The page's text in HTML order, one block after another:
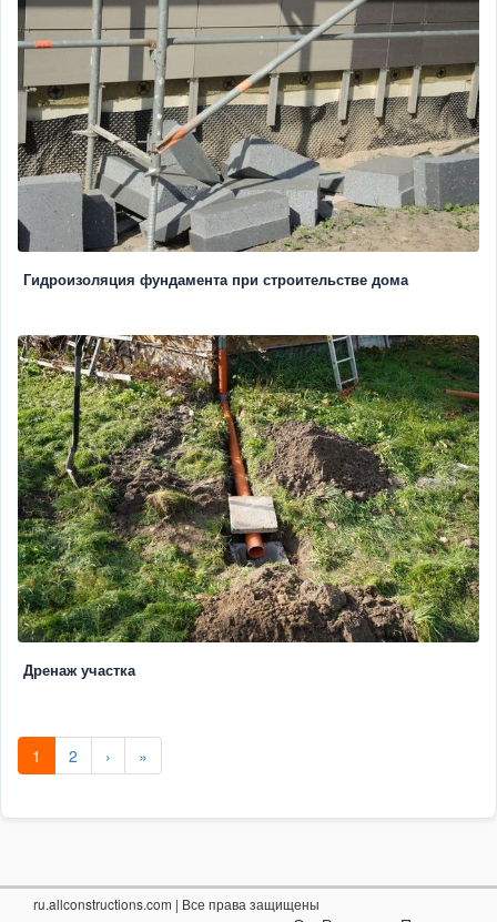
Гидроизоляция фундамента при строительстве дома
Дренаж участка
1 2 › »
ru.allconstructions.com | Все права защищены